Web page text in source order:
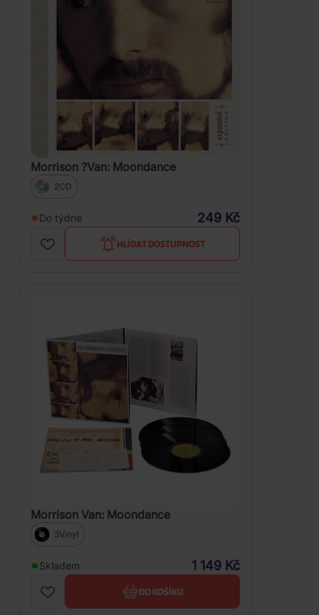
Morrison ?Van: Moondance
2CD
Do týdne 249 Kč
HLÍDAT DOSTUPNOST
Morrison Van: Moondance
3Vinyl
Skladem 1 149 Kč
DO KOŠÍKU